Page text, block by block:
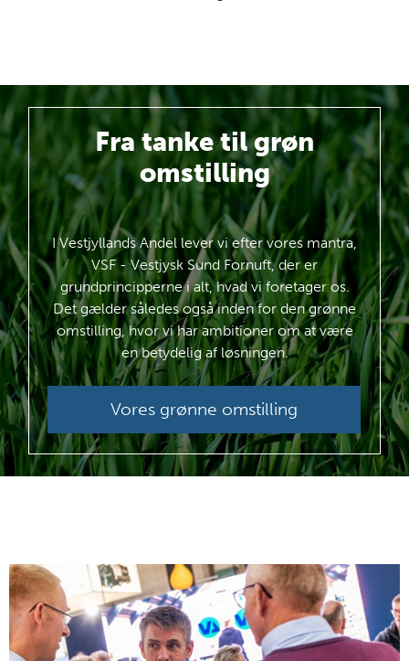
Fra tanketil grøn
omstilling
I Vestjyllands Andel lever vi efter vores mantra,
VSF - Vestjysk Sund Fornuft, der er
grundprincipperne i alt, hvad vi foretager os.
Det gælder således også inden for den grønne
omstilling, hvor vi har ambitioner om at være
en betydelig af løsningen.
Vores grønne omstilling